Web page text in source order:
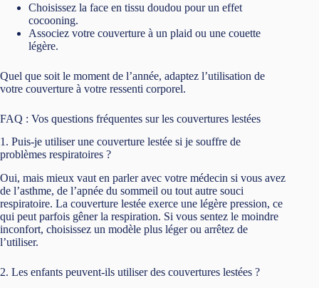
Choisissez la face en tissu doudou pour un effet
cocooning.
Associez votre couverture à un plaid ou une couette
légère.
Quel que soit le moment de l’année, adaptez l’utilisation de
votre couverture à votre ressenti corporel.
FAQ : Vos questions fréquentes sur les couvertures lestées
1. Puis-je utiliser une couverture lestée si je souffre de
problèmes respiratoires ?
Oui, mais mieux vaut en parler avec votre médecin si vous avez
de l’asthme, de l’apnée du sommeil ou tout autre souci
respiratoire. La couverture lestée exerce une légère pression, ce
qui peut parfois gêner la respiration. Si vous sentez le moindre
inconfort, choisissez un modèle plus léger ou arrêtez de
l’utiliser.
2. Les enfants peuvent-ils utiliser des couvertures lestées ?